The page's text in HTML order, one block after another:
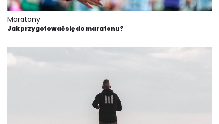
Maratony
Jak przygotować się do maratonu?